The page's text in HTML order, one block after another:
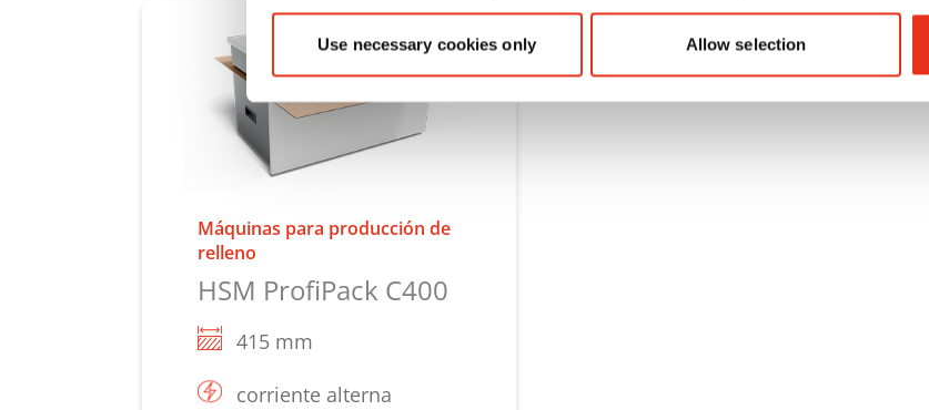
Use necessary cookies only Allow selection
Máquinas para producción de
relleno
HSM ProfiPack C400
415 mm
corriente alterna